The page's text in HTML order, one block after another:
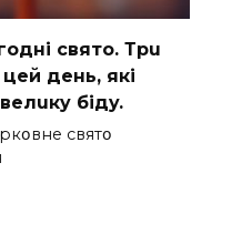
cвятo. Тpu
дeнь, якi
бiдy.
cвятօ